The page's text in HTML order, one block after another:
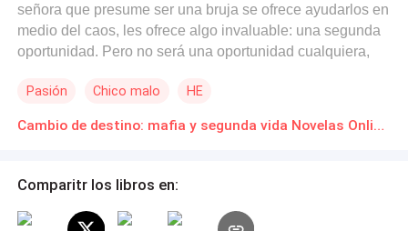
señora que presume ser una bruja se ofrece ayudarlos en
medio del caos, les ofrece algo invaluable: una segunda
oportunidad. Pero no será una oportunidad cualquiera,
vidas y tomar mejores decisiones. Mientras el hechizo es
Daniel se acercan cada vez más, pese a las advertencias
las consecuencias de la bruja. Finalmente llegan al
pasado, solo que en el cuerpo de dos chicas
adolescentes que estudian en secundaria. Deberán
Pasión Chico malo HE
Cambio de destino: mafia y segunda vida Novelas Online Descarga gratuita de PDF
Comparitr los libros en: